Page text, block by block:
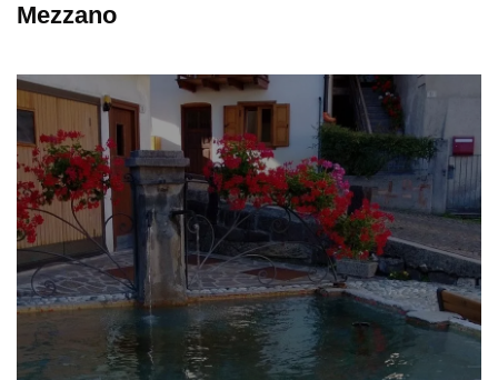
Mezzano